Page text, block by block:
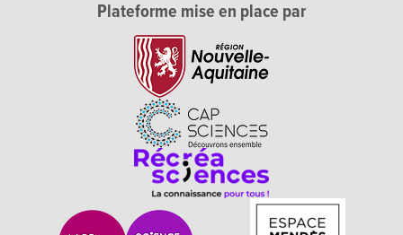
Plateforme mise en place par